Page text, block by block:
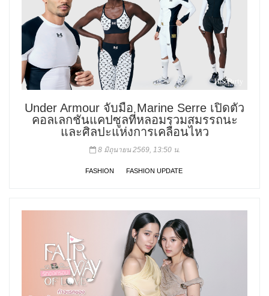
Under Armour จับมือ Marine Serre เปิดตัว
คอลเลกชันแคปซูลที่หลอมรวมสมรรถนะ
และศิลปะแห่งการเคลื่อนไหว
8 มิถุนายน 2569, 13:50 น.
FASHION FASHION UPDATE